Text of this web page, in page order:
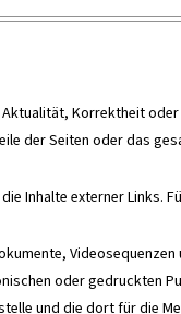
Korrektheit
der Seiten oder das
Inhalte externer Links.
oder gedruckten
und die dort für die